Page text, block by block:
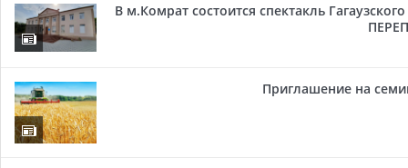
В м.Комрат состоится спектакль
Приглашение на